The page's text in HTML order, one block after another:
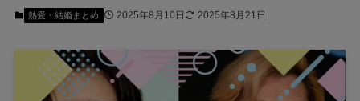
熱愛・結婚まとめ 2025年8月10日 2025年8月21日